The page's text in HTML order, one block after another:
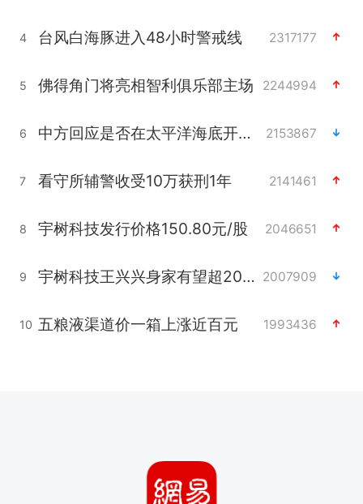
4 台风白海豚进入48小时警戒线 2317177
5 佛得角门将亮相智利俱乐部主场 2244994
6 中方回应是否在太平洋海底开采稀土 2153867
7 看守所辅警收受10万获刑1年 2141461
8 宇树科技发行价格150.80元/股 2046651
9 宇树科技王兴兴身家有望超200亿元 2007909
10 五粮液渠道价一箱上涨近百元 1993436